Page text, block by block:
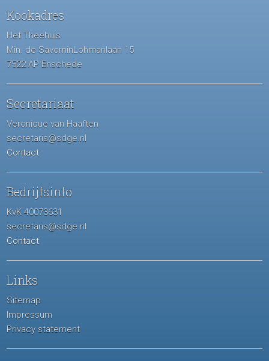
Kookadres
Het Theehuis
Min. de SavorninLohmanlaan 15
7522 AP Enschede
Secretariaat
Veronique van Haaften
secretaris@sdge.nl
Contact
Bedrijfsinfo
KvK 40073631
secretaris@sdge.nl
Contact
Links
Sitemap
Impressum
Privacy statement